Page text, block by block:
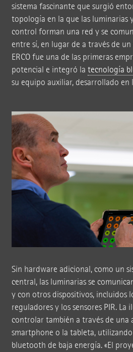
sistema fascinante que surgió
topología en la que las luminarias
control forman una red y se
entre sí, en lugar de a través de
ERCO fue una de las primeras
potencial e integró la tecnología
su equipo auxiliar, desarrollado en
Sin hardware adicional, como un
central, las luminarias se
y con otros dispositivos, incluidos
reguladores y los sensores PIR. La
controlar también a través de una
smartphone o la tableta,
bluetooth de baja energía. «El